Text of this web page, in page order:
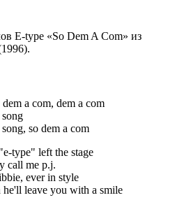
E-type «So Dem A Com» из
a com, dem a com
so dem a com
type" left the stage
call me p.j.
ever in style
he'll leave you with a smile